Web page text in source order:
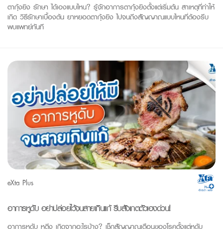
ตากุ้งยิง รักษา ได้เองแบบไหน? รู้จักอาการตากุ้งยิงตั้งแต่เริ่มต้น สาเหตุที่ทำให้
เกิด วิธีรักษาเบื้องต้น ยาหยอดตากุ้งยิง ไปจนถึงสัญญาณแบบไหนที่ต้องรีบ
พบแพทย์ทันที
eXta Plus
อาการหูดับ อย่าปล่อยไว้จนสายเกินแก้ รีบสังเกตตัวเองด่วน!
อาการหูดับ หูตึง เกิดจากอะไรบ้าง? เช็กสัญญาณเตือนของโรคตั้งแต่หูดับ